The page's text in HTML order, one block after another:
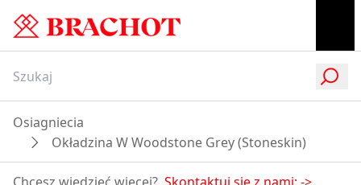
Osiagniecia
Okładzina W Woodstone Grey (Stoneskin)